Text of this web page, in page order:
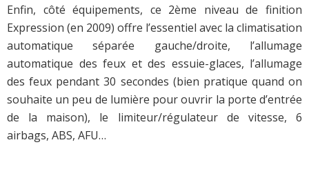
Enfin, côté équipements, ce 2ème niveau de finition
Expression (en 2009) offre l’essentiel avec la climatisation
automatique séparée gauche/droite, l’allumage
automatique des feux et des essuie-glaces, l’allumage
des feux pendant 30 secondes (bien pratique quand on
souhaite un peu de lumière pour ouvrir la porte d’entrée
de la maison), le limiteur/régulateur de vitesse, 6
airbags, ABS, AFU…